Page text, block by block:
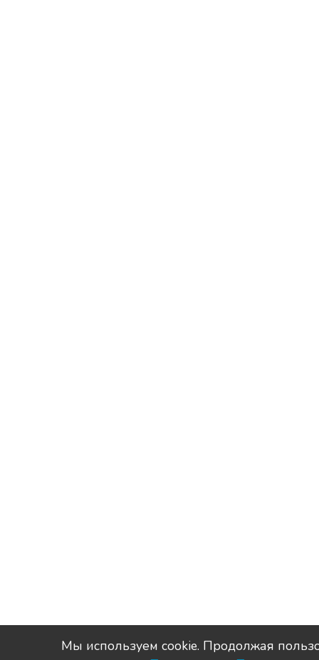
Мы используем сookie. Продолжая